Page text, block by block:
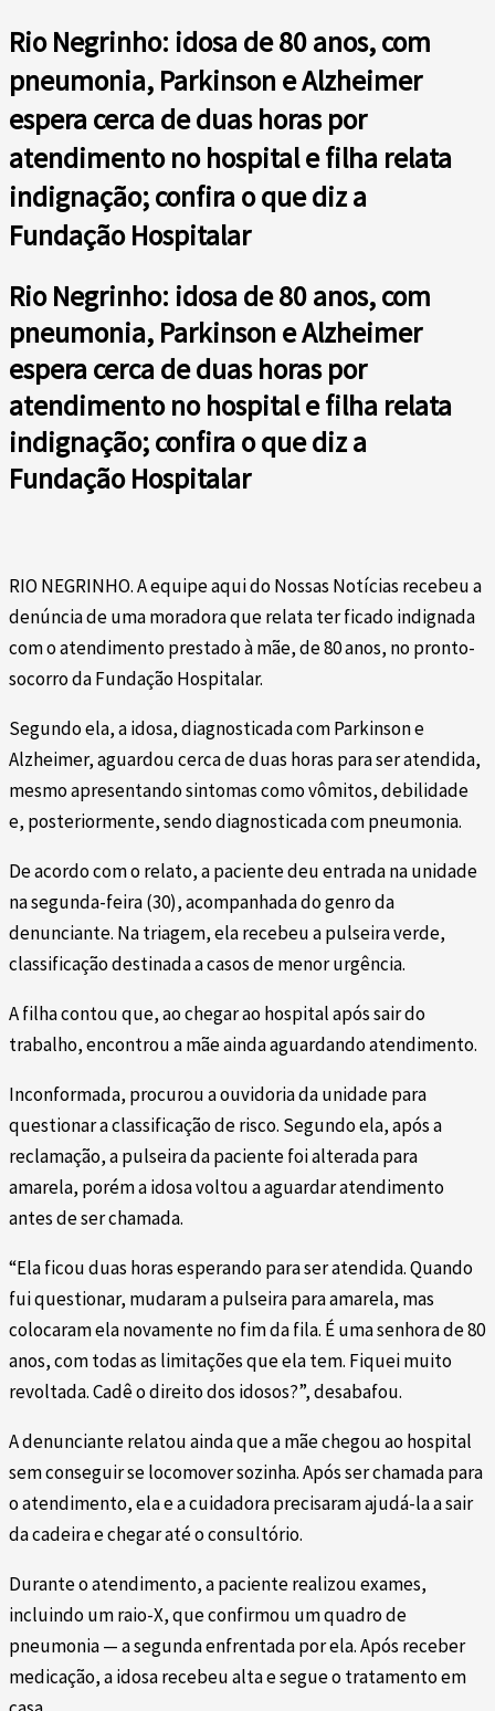
Rio Negrinho: idosa de 80 anos, com
pneumonia, Parkinson e Alzheimer
espera cerca de duas horas por
atendimento no hospital e filha relata
indignação; confira o que diz a
Fundação Hospitalar
Rio Negrinho: idosa de 80 anos, com
pneumonia, Parkinson e Alzheimer
espera cerca de duas horas por
atendimento no hospital e filha relata
indignação; confira o que diz a
Fundação Hospitalar
RIO NEGRINHO. A equipe aqui do Nossas Notícias recebeu a
denúncia de uma moradora que relata ter ficado indignada
com o atendimento prestado à mãe, de 80 anos, no pronto-
socorro da Fundação Hospitalar.
Segundo ela, a idosa, diagnosticada com Parkinson e
Alzheimer, aguardou cerca de duas horas para ser atendida,
mesmo apresentando sintomas como vômitos, debilidade
e, posteriormente, sendo diagnosticada com pneumonia.
De acordo com o relato, a paciente deu entrada na unidade
na segunda-feira (30), acompanhada do genro da
denunciante. Na triagem, ela recebeu a pulseira verde,
classificação destinada a casos de menor urgência.
A filha contou que, ao chegar ao hospital após sair do
trabalho, encontrou a mãe ainda aguardando atendimento.
Inconformada, procurou a ouvidoria da unidade para
questionar a classificação de risco. Segundo ela, após a
reclamação, a pulseira da paciente foi alterada para
amarela, porém a idosa voltou a aguardar atendimento
antes de ser chamada.
“Ela ficou duas horas esperando para ser atendida. Quando
fui questionar, mudaram a pulseira para amarela, mas
colocaram ela novamente no fim da fila. É uma senhora de 80
anos, com todas as limitações que ela tem. Fiquei muito
revoltada. Cadê o direito dos idosos?”, desabafou.
A denunciante relatou ainda que a mãe chegou ao hospital
sem conseguir se locomover sozinha. Após ser chamada para
o atendimento, ela e a cuidadora precisaram ajudá-la a sair
da cadeira e chegar até o consultório.
Durante o atendimento, a paciente realizou exames,
incluindo um raio-X, que confirmou um quadro de
pneumonia — a segunda enfrentada por ela. Após receber
medicação, a idosa recebeu alta e segue o tratamento em